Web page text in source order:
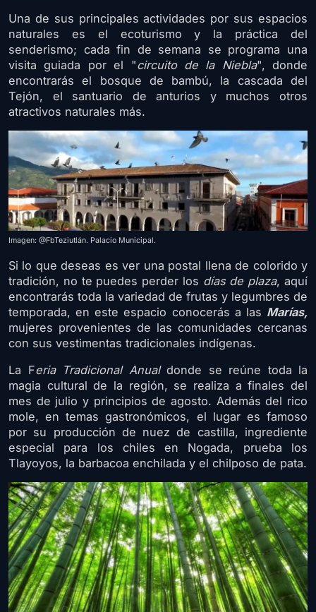
Una de sus principales actividades por sus espacios
naturales es el ecoturismo y la práctica del
senderismo; cada fin de semana se programa una
visita guiada por el "circuito de la Niebla", donde
encontrarás el bosque de bambú, la cascada del
Tejón, el santuario de anturios y muchos otros
atractivos naturales más.
Imagen: @FbTeziutlán. Palacio Municipal.
Si lo que deseas es ver una postal llena de colorido y
tradición, no te puedes perder los días de plaza, aquí
encontrarás toda la variedad de frutas y legumbres de
temporada, en este espacio conocerás a las Marías,
mujeres provenientes de las comunidades cercanas
con sus vestimentas tradicionales indígenas.
La Feria Tradicional Anualdonde se reúne toda la
magia cultural de la región, se realiza a finales del
mes de julio y principios de agosto. Además del rico
mole, en temas gastronómicos, el lugar es famoso
por su producción de nuez de castilla, ingrediente
especial para los chiles en Nogada, prueba los
Tlayoyos, la barbacoa enchilada y el chilposo de pata.